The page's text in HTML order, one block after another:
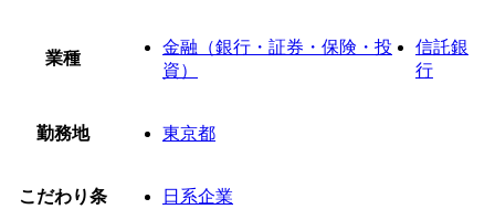
業種
金融（銀行・証券・保険・投
資）
信託銀
行
勤務地 東京都
こだわり条
日系企業